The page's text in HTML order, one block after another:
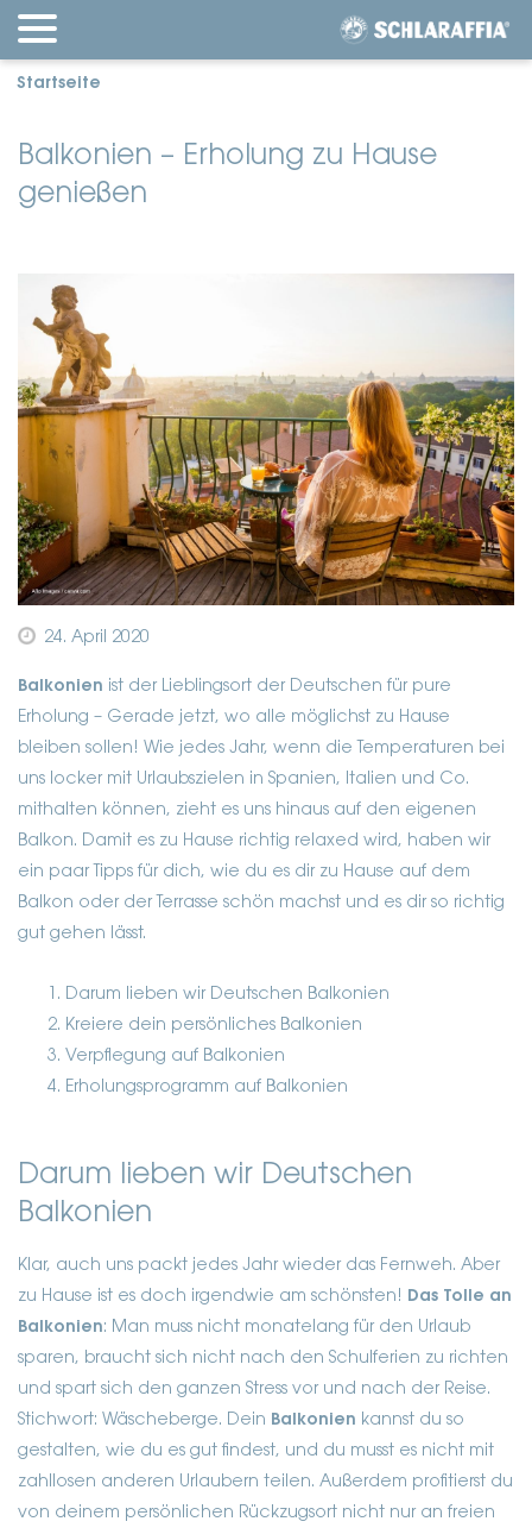
Startseite
Balkonien – Erholung zu Hause
genießen
24. April 2020
Balkonien ist der Lieblingsort der Deutschen für pure
Erholung – Gerade jetzt, wo alle möglichst zu Hause
bleiben sollen! Wie jedes Jahr, wenn die Temperaturen bei
uns locker mit Urlaubszielen in Spanien, Italien und Co.
mithalten können, zieht es uns hinaus auf den eigenen
Balkon. Damit es zu Hause richtig relaxed wird, haben wir
ein paar Tipps für dich, wie du es dir zu Hause auf dem
Balkon oder der Terrasse schön machst und es dir so richtig
gut gehen lässt.
Darum lieben wir Deutschen Balkonien
Kreiere dein persönliches Balkonien
Verpflegung auf Balkonien
Erholungsprogramm auf Balkonien
Darum lieben wir Deutschen
Balkonien
Klar, auch uns packt jedes Jahr wieder das Fernweh. Aber
zu Hause ist es doch irgendwie am schönsten!
Das Tolle an
Balkonien: Man muss nicht monatelang für den Urlaub
sparen, braucht sich nicht nach den Schulferien zu richten
und spart sich den ganzen Stress vor und nach der Reise.
Stichwort: Wäscheberge. Dein Balkonien kannst du so
gestalten, wie du es gut findest, und du musst es nicht mit
zahllosen anderen Urlaubern teilen. Außerdem profitierst du
von deinem persönlichen Rückzugsort nicht nur an freien